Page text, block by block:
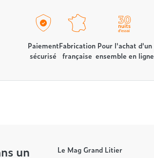
Paiement
sécurisé
Fabrication
française
Pour l'achat d'un
ensemble en ligne
un
Le Mag Grand Litier